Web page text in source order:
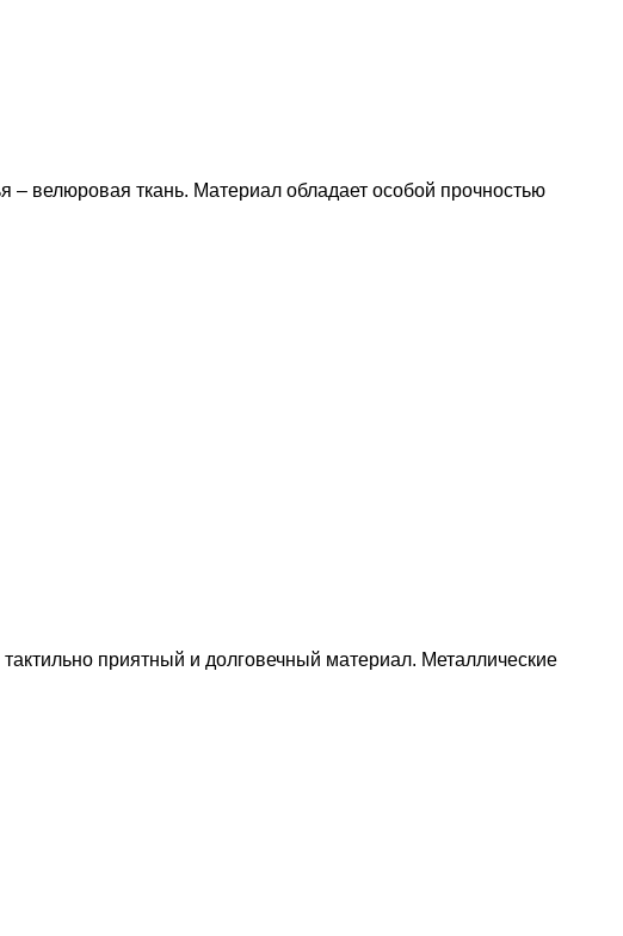
– велюровая ткань. Материал обладает особой прочностью
приятный и долговечный материал. Металлические